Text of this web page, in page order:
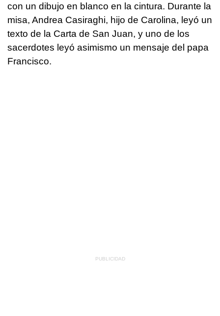
con un dibujo en blanco en la cintura. Durante la
misa, Andrea Casiraghi, hijo de Carolina, leyó un
texto de la Carta de San Juan, y uno de los
sacerdotes leyó asimismo un mensaje del papa
Francisco.